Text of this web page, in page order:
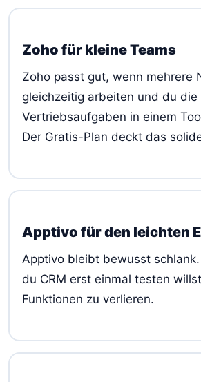
Zoho für kleine Teams
Zoho passt gut, wenn mehrere
gleichzeitig arbeiten und du
Vertriebsaufgaben in einem
Der Gratis-Plan deckt das
Apptivo für den leichten
Apptivo bleibt bewusst
du CRM erst einmal testen
Funktionen zu verlieren.